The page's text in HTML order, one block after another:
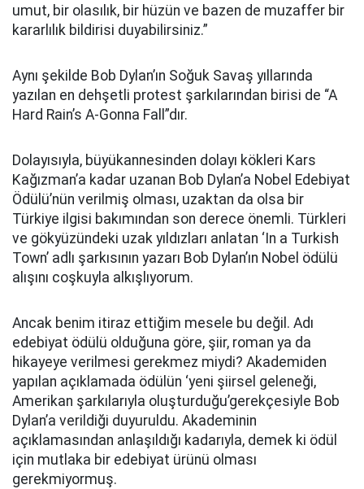
umut, bir olasılık, bir hüzün ve bazen de muzaffer bir
kararlılık bildirisi duyabilirsiniz.”
Aynı şekilde Bob Dylan’ın Soğuk Savaş yıllarında
yazılan en dehşetli protest şarkılarından birisi de “A
Hard Rain’s A-Gonna Fall”dır.
Dolayısıyla, büyükannesinden dolayı kökleri Kars
Kağızman’a kadar uzanan Bob Dylan’a Nobel Edebiyat
Ödülü’nün verilmiş olması, uzaktan da olsa bir
Türkiye ilgisi bakımından son derece önemli. Türkleri
ve gökyüzündeki uzak yıldızları anlatan ‘In a Turkish
Town’ adlı şarkısının yazarı Bob Dylan’ın Nobel ödülü
alışını coşkuyla alkışlıyorum.
Ancak benim itiraz ettiğim mesele bu değil. Adı
edebiyat ödülü olduğuna göre, şiir, roman ya da
hikayeye verilmesi gerekmez miydi? Akademiden
yapılan açıklamada ödülün ‘yeni şiirsel geleneği,
Amerikan şarkılarıyla oluşturduğu’gerekçesiyle Bob
Dylan’a verildiği duyuruldu. Akademinin
açıklamasından anlaşıldığı kadarıyla, demek ki ödül
için mutlaka bir edebiyat ürünü olması
gerekmiyormuş.